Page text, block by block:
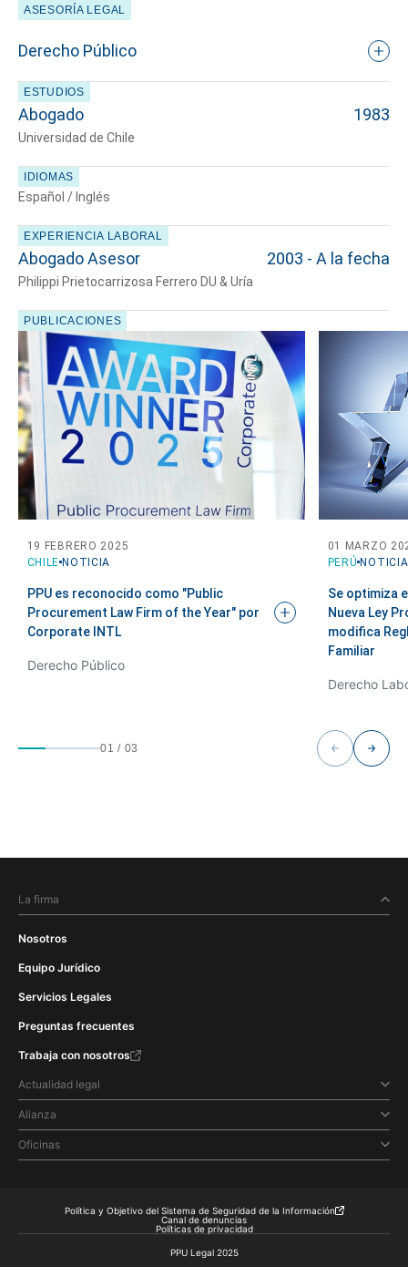
Cuéntanos, ¿Cómo
te podemos ayudar?
ASESORÍA LEGAL
Derecho Público
ESTUDIOS
Abogado
Universidad de Chile
1983
IDIOMAS
Español / Inglés
EXPERIENCIA LABORAL
Abogado Asesor
Philippi Prietocarrizosa Ferrero DU & Uría
2003 - A la fecha
PUBLICACIONES
CHILE NOTICIA
19 FEBRERO 2025
PPU es reconocido como "Public
Procurement Law Firm of the Year" por
Corporate INTL
Derecho Público
PERÚ NOTICIA
01 MARZO
Se optimiza
Nueva Ley
modifica
Familiar
Derecho
01 / 03
La firma
Nosotros
Equipo Jurídico
Servicios Legales
Preguntas frecuentes
Trabaja con nosotros
Actualidad legal
Alianza
Oficinas
PPU Legal 2025
Política y Objetivo del Sistema de Seguridad de la Información
Canal de denuncias
Políticas de privacidad